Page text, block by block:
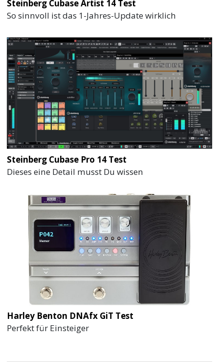
Steinberg Cubase Artist 14 Test
So sinnvoll ist das 1-Jahres-Update wirklich
Steinberg Cubase Pro 14 Test
Dieses eine Detail musst Du wissen
Harley Benton DNAfx GiT Test
Perfekt für Einsteiger